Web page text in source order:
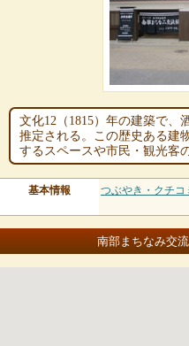
文化12（1815）年の建築で、
推定される。この歴史ある建
するスペースや市民・観光客
基本情報 つぶやき・クチコ
南部まちなみ交